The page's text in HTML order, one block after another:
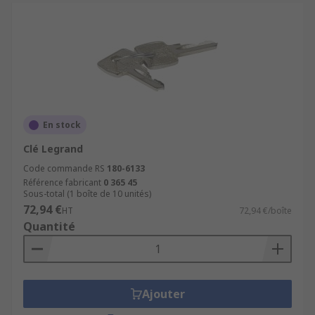
En stock
Clé Legrand
Code commande RS 180-6133
Référence fabricant 0 365 45
Sous-total (1 boîte de 10 unités)
72,94 €HT 72,94 €/boîte
Quantité
Ajouter